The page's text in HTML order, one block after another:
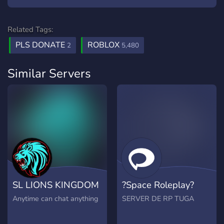
Related Tags:
PLS DONATE 2 ROBLOX 5,480
Similar Servers
SL LIONS KINGDOM
Anytime can chat anything
?Space Roleplay?
SERVER DE RP TUGA